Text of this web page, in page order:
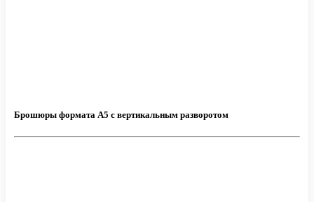
Брошюры формата А5 с вертикальным разворотом